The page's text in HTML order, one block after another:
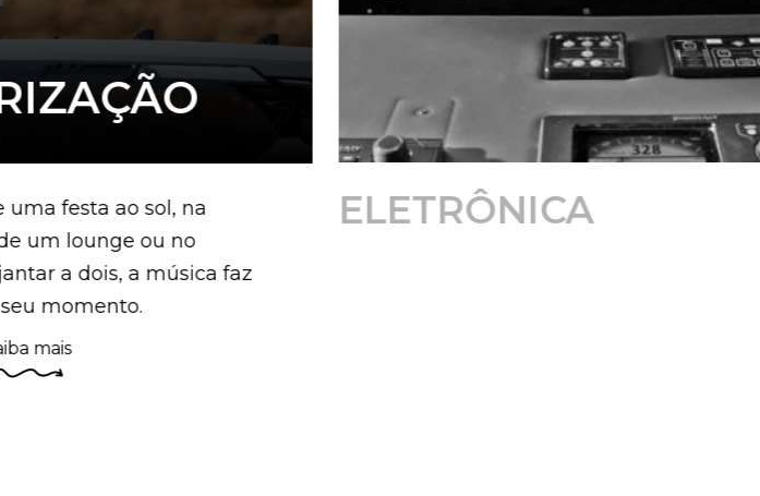
uma festa ao sol, na
um lounge ou no
a dois, a música faz
momento.
mais
ELETRÔNICA